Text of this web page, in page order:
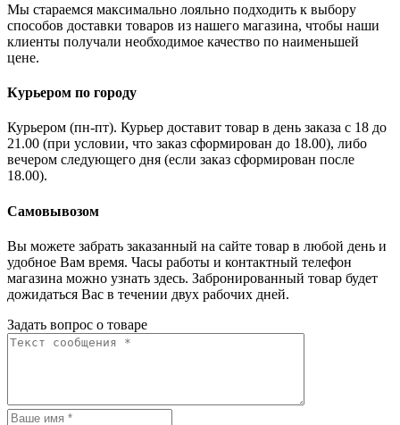
Мы стараемся максимально лояльно подходить к выбору
способов доставки товаров из нашего магазина, чтобы наши
клиенты получали необходимое качество по наименьшей
цене.
Курьером по городу
Курьером (пн-пт). Курьер доставит товар в день заказа с 18 до
21.00 (при условии, что заказ сформирован до 18.00), либо
вечером следующего дня (если заказ сформирован после
18.00).
Самовывозом
Вы можете забрать заказанный на сайте товар в любой день и
удобное Вам время. Часы работы и контактный телефон
магазина можно узнать здесь. Забронированный товар будет
дожидаться Вас в течении двух рабочих дней.
Задать вопрос о товаре